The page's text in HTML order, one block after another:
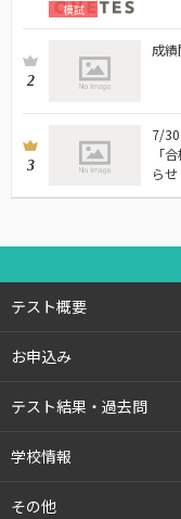
模試
2
成
3
7/
「
ら
テスト概要
お申込み
テスト結果・過去問
学校情報
その他